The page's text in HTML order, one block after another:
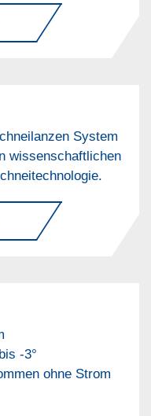
System
wissenschaftlichen
-3°
ohne Strom